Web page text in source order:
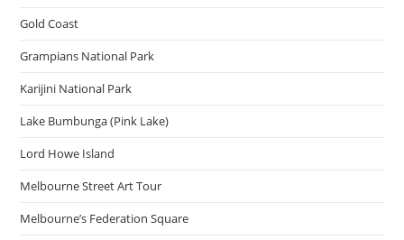
Gold Coast
Grampians National Park
Karijini National Park
Lake Bumbunga (Pink Lake)
Lord Howe Island
Melbourne Street Art Tour
Melbourne’s Federation Square